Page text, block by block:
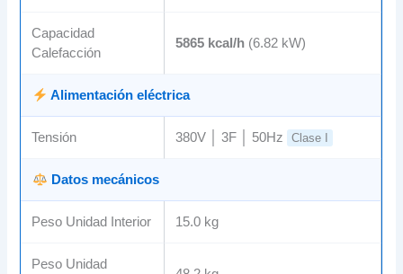
Capacidad
Calefacción
5865 kcal/h (6.82 kW)
Alimentación eléctrica
Tensión 380V │ 3F │ 50Hz Clase I
Datos mecánicos
Peso Unidad Interior 15.0 kg
Peso Unidad